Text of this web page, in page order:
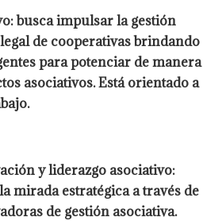
busca impulsar la gestión
de cooperativas brindando
para potenciar de manera
asociativos. Está orientado a
y liderazgo asociativo:
mirada estratégica a través de
de gestión asociativa.